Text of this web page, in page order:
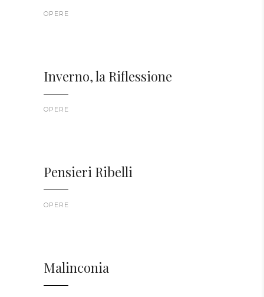
OPERE
Inverno, la Riflessione
OPERE
Pensieri Ribelli
OPERE
Malinconia